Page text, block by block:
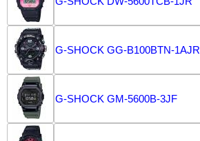
G-SHOCK GG-B100BTN-1AJR
G-SHOCK GM-5600B-3JF